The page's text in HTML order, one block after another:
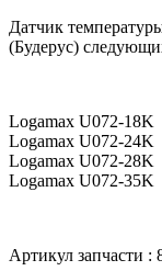
Датчик
(Будерус)
Logamax U072-18K
Logamax U072-24K
Logamax U072-28K
Logamax U072-35K
Артикул запчасти :